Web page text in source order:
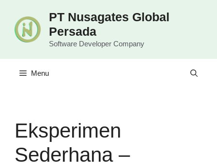
PT Nusagates Global
Persada
Software Developer Company
Menu
Eksperimen
Sederhana –